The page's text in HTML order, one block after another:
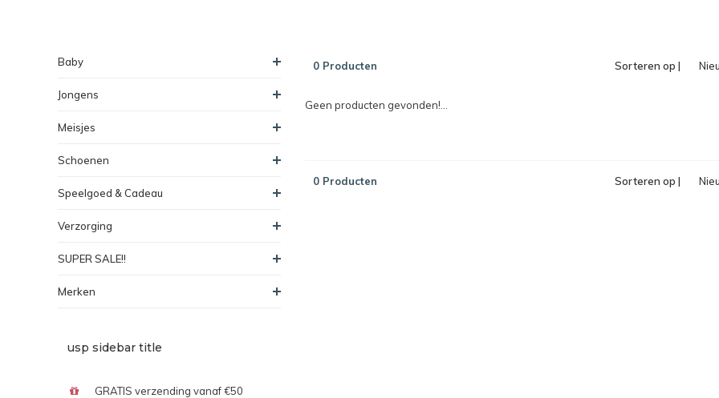
Baby
Jongens
Meisjes
Schoenen
Speelgoed & Cadeau
Verzorging
SUPER SALE!!
Merken
usp sidebar title
GRATIS verzending vanaf €50
0 Producten Sorteren op |
Geen producten gevonden!...
0 Producten Sorteren op |